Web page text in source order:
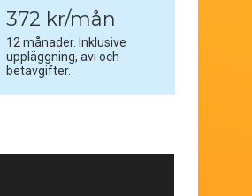
372 kr/mån
12 månader. Inklusive
uppläggning, avi och
betavgifter.